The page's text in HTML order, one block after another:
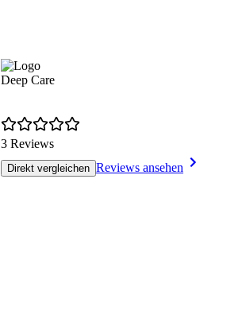
Deep Care
3 Reviews
Direkt vergleichen Reviews ansehen